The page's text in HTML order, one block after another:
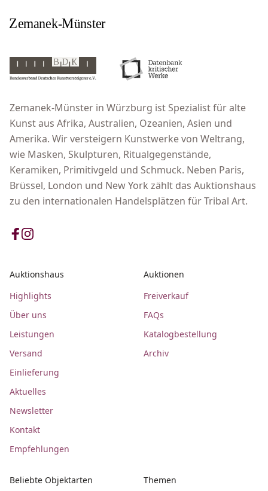
Zemanek-Münster in Würzburg ist Spezialist für alte
Kunst aus Afrika, Australien, Ozeanien, Asien und
Amerika. Wir versteigern Kunstwerke von Weltrang,
wie Masken, Skulpturen, Ritualgegenstände,
Keramiken, Primitivgeld und Schmuck. Neben Paris,
Brüssel, London und New York zählt das Auktionshaus
zu den internationalen Handelsplätzen für Tribal Art.
Auktionshaus
Highlights
Über uns
Leistungen
Versand
Einlieferung
Aktuelles
Newsletter
Kontakt
Empfehlungen
Auktionen
Freiverkauf
FAQs
Katalogbestellung
Archiv
Beliebte Objektarten
Themen